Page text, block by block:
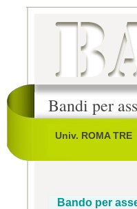
Bandi per
Univ. ROMA TRE
Bando per